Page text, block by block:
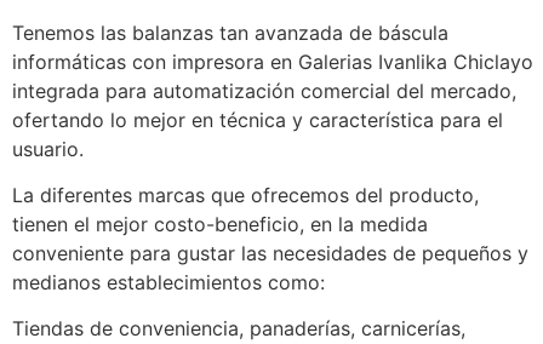
Tenemos las balanzas tan avanzada de báscula
informáticas con impresora en Galerias Ivanlika Chiclayo
integrada para automatización comercial del mercado,
ofertando lo mejor en técnica y característica para el
usuario.
La diferentes marcas que ofrecemos del producto,
tienen el mejor costo-beneficio, en la medida
conveniente para gustar las necesidades de pequeños y
medianos establecimientos como:
Tiendas de conveniencia, panaderías, carnicerías,